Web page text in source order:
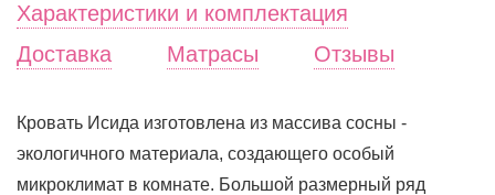
Характеристики и комплектация
Доставка
Матрасы Отзывы
Кровать Исида изготовлена из массива сосны -
экологичного материала, создающего особый
микроклимат в комнате. Большой размерный ряд